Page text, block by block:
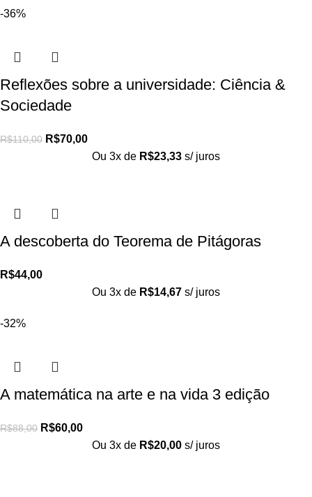
-36%
Reflexões sobre a universidade: Ciência &
Sociedade
R$110,00 R$70,00
Ou 3x de R$23,33 s/ juros
A descoberta do Teorema de Pitágoras
R$44,00
Ou 3x de R$14,67 s/ juros
-32%
A matemática na arte e na vida 3 edição
R$88,00 R$60,00
Ou 3x de R$20,00 s/ juros